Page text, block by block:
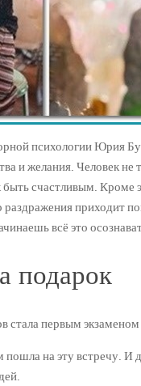
психологии Юрия
и желания. Человек не
счастливым. Кроме
приходит
всё это
подарок
стала первым
на эту встречу. И